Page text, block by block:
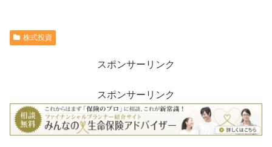
株式投資
スポンサーリンク
スポンサーリンク